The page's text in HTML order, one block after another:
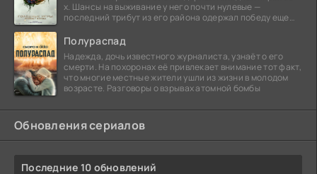
х. Шансы на выживание у него почти нулевые —
последний трибут из его района одержал победу еще
Полураспад
Надежда, дочь известного журналиста, узнаёт о его
смерти. На похоронах её привлекает внимание тот факт,
что многие местные жители ушли из жизни в молодом
возрасте. Разговоры о взрывах атомной бомбы
Обновления сериалов
Последние 10 обновлений